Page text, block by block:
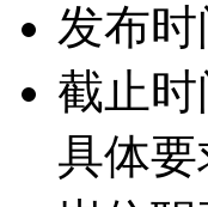
发布时
截止时
具体